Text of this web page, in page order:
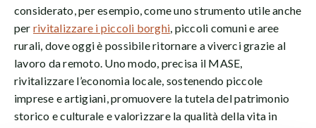
considerato, per esempio, come uno strumento utile anche
per rivitalizzare i piccoli borghi , piccoli comuni e aree
rurali, dove oggi è possibile ritornare a viverci grazie al
lavoro da remoto. Uno modo, precisa il MASE,
rivitalizzare l’economia locale, sostenendo piccole
imprese e artigiani, promuovere la tutela del patrimonio
storico e culturale e valorizzare la qualità della vita in